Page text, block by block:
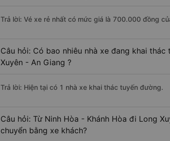
Trả lời: Vé xe rẻ nhất có mức giá là 700.000 đồng
Câu hỏi: Có bao nhiêu nhà xe đang khai
Xuyên - An Giang ?
Trả lời: Hiện tại có 1 nhà xe khai thác tuyến đường.
Câu hỏi: Từ Ninh Hòa - Khánh Hòa đi Long
chuyển bằng xe khách?